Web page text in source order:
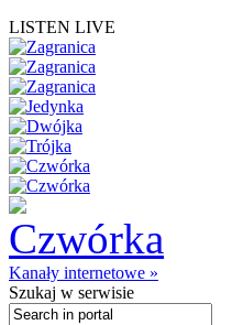
LISTEN LIVE
Kanały internetowe »
Szukaj w serwisie